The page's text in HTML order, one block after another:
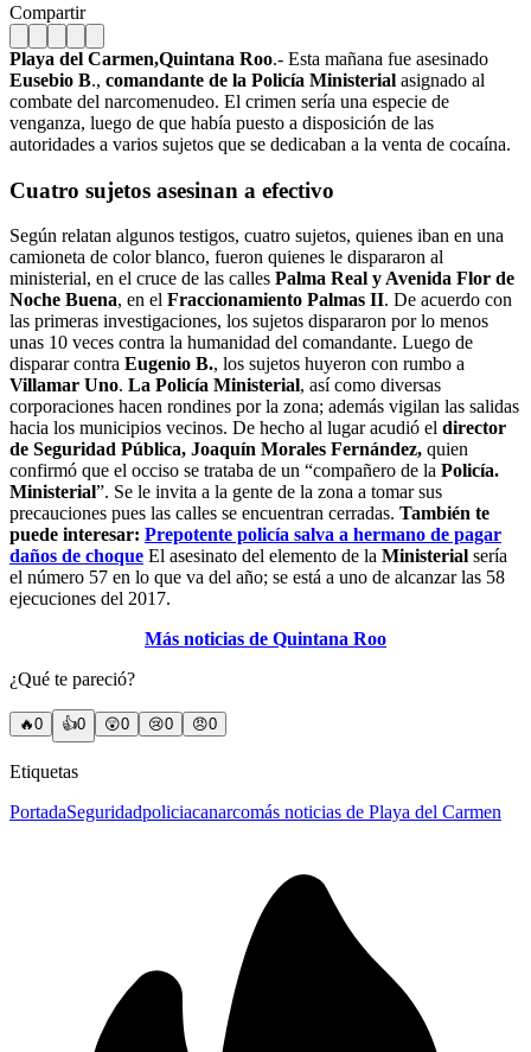
Compartir
Playa del Carmen,Quintana Roo.- Esta mañana fue asesinado
Eusebio B., comandante de la Policía Ministerial asignado al
combate del narcomenudeo. El crimen sería una especie de
venganza, luego de que había puesto a disposición de las
autoridades a varios sujetos que se dedicaban a la venta de cocaína.
Cuatro sujetos asesinan a efectivo
Según relatan algunos testigos, cuatro sujetos, quienes iban en una
camioneta de color blanco, fueron quienes le dispararon al
ministerial, en el cruce de las calles Palma Real y Avenida Flor de
Noche Buena, en el Fraccionamiento Palmas II. De acuerdo con
las primeras investigaciones, los sujetos dispararon por lo menos
unas 10 veces contra la humanidad del comandante. Luego de
disparar contra Eugenio B., los sujetos huyeron con rumbo a
Villamar Uno. La Policía Ministerial, así como diversas
corporaciones hacen rondines por la zona; además vigilan las salidas
hacia los municipios vecinos. De hecho al lugar acudió el director
de Seguridad Pública, Joaquín Morales Fernández, quien
confirmó que el occiso se trataba de un “compañero de la Policía.
Ministerial”. Se le invita a la gente de la zona a tomar sus
precauciones pues las calles se encuentran cerradas. También te
puede interesar: Prepotente policía salva a hermano de pagar
daños de choque El asesinato del elemento de la Ministerial sería
el número 57 en lo que va del año; se está a uno de alcanzar las 58
ejecuciones del 2017.
Más noticias de Quintana Roo
¿Qué te pareció?
🔥0 👍0 😲0 😢0 😠0
Etiquetas
PortadaSeguridadpoliciacanarcomás noticias de Playa del Carmen